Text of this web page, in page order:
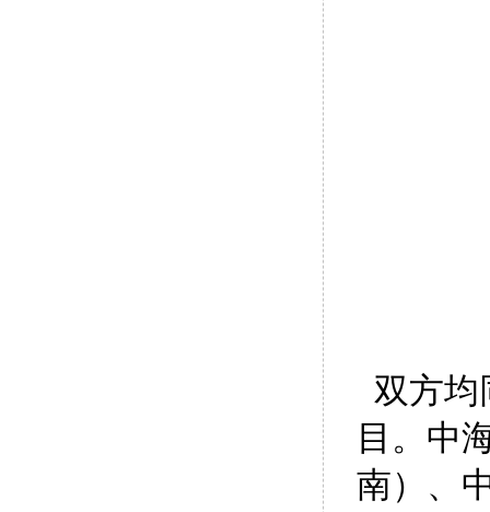
双方均
目。中
南）、